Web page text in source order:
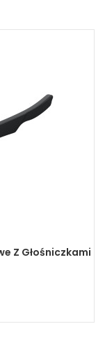
Z Głośniczkami